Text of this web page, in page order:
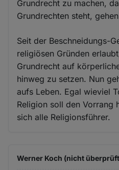
Grundrecht zu machen,
Grundrechten steht,
Seit der Beschneidungs-
religiösen Gründen
Grundrecht auf
hinweg zu setzen. Nun
aufs Leben. Egal wieviel
Religion soll den Vorrang
sich alle Religionsführer.
Werner Koch (nicht